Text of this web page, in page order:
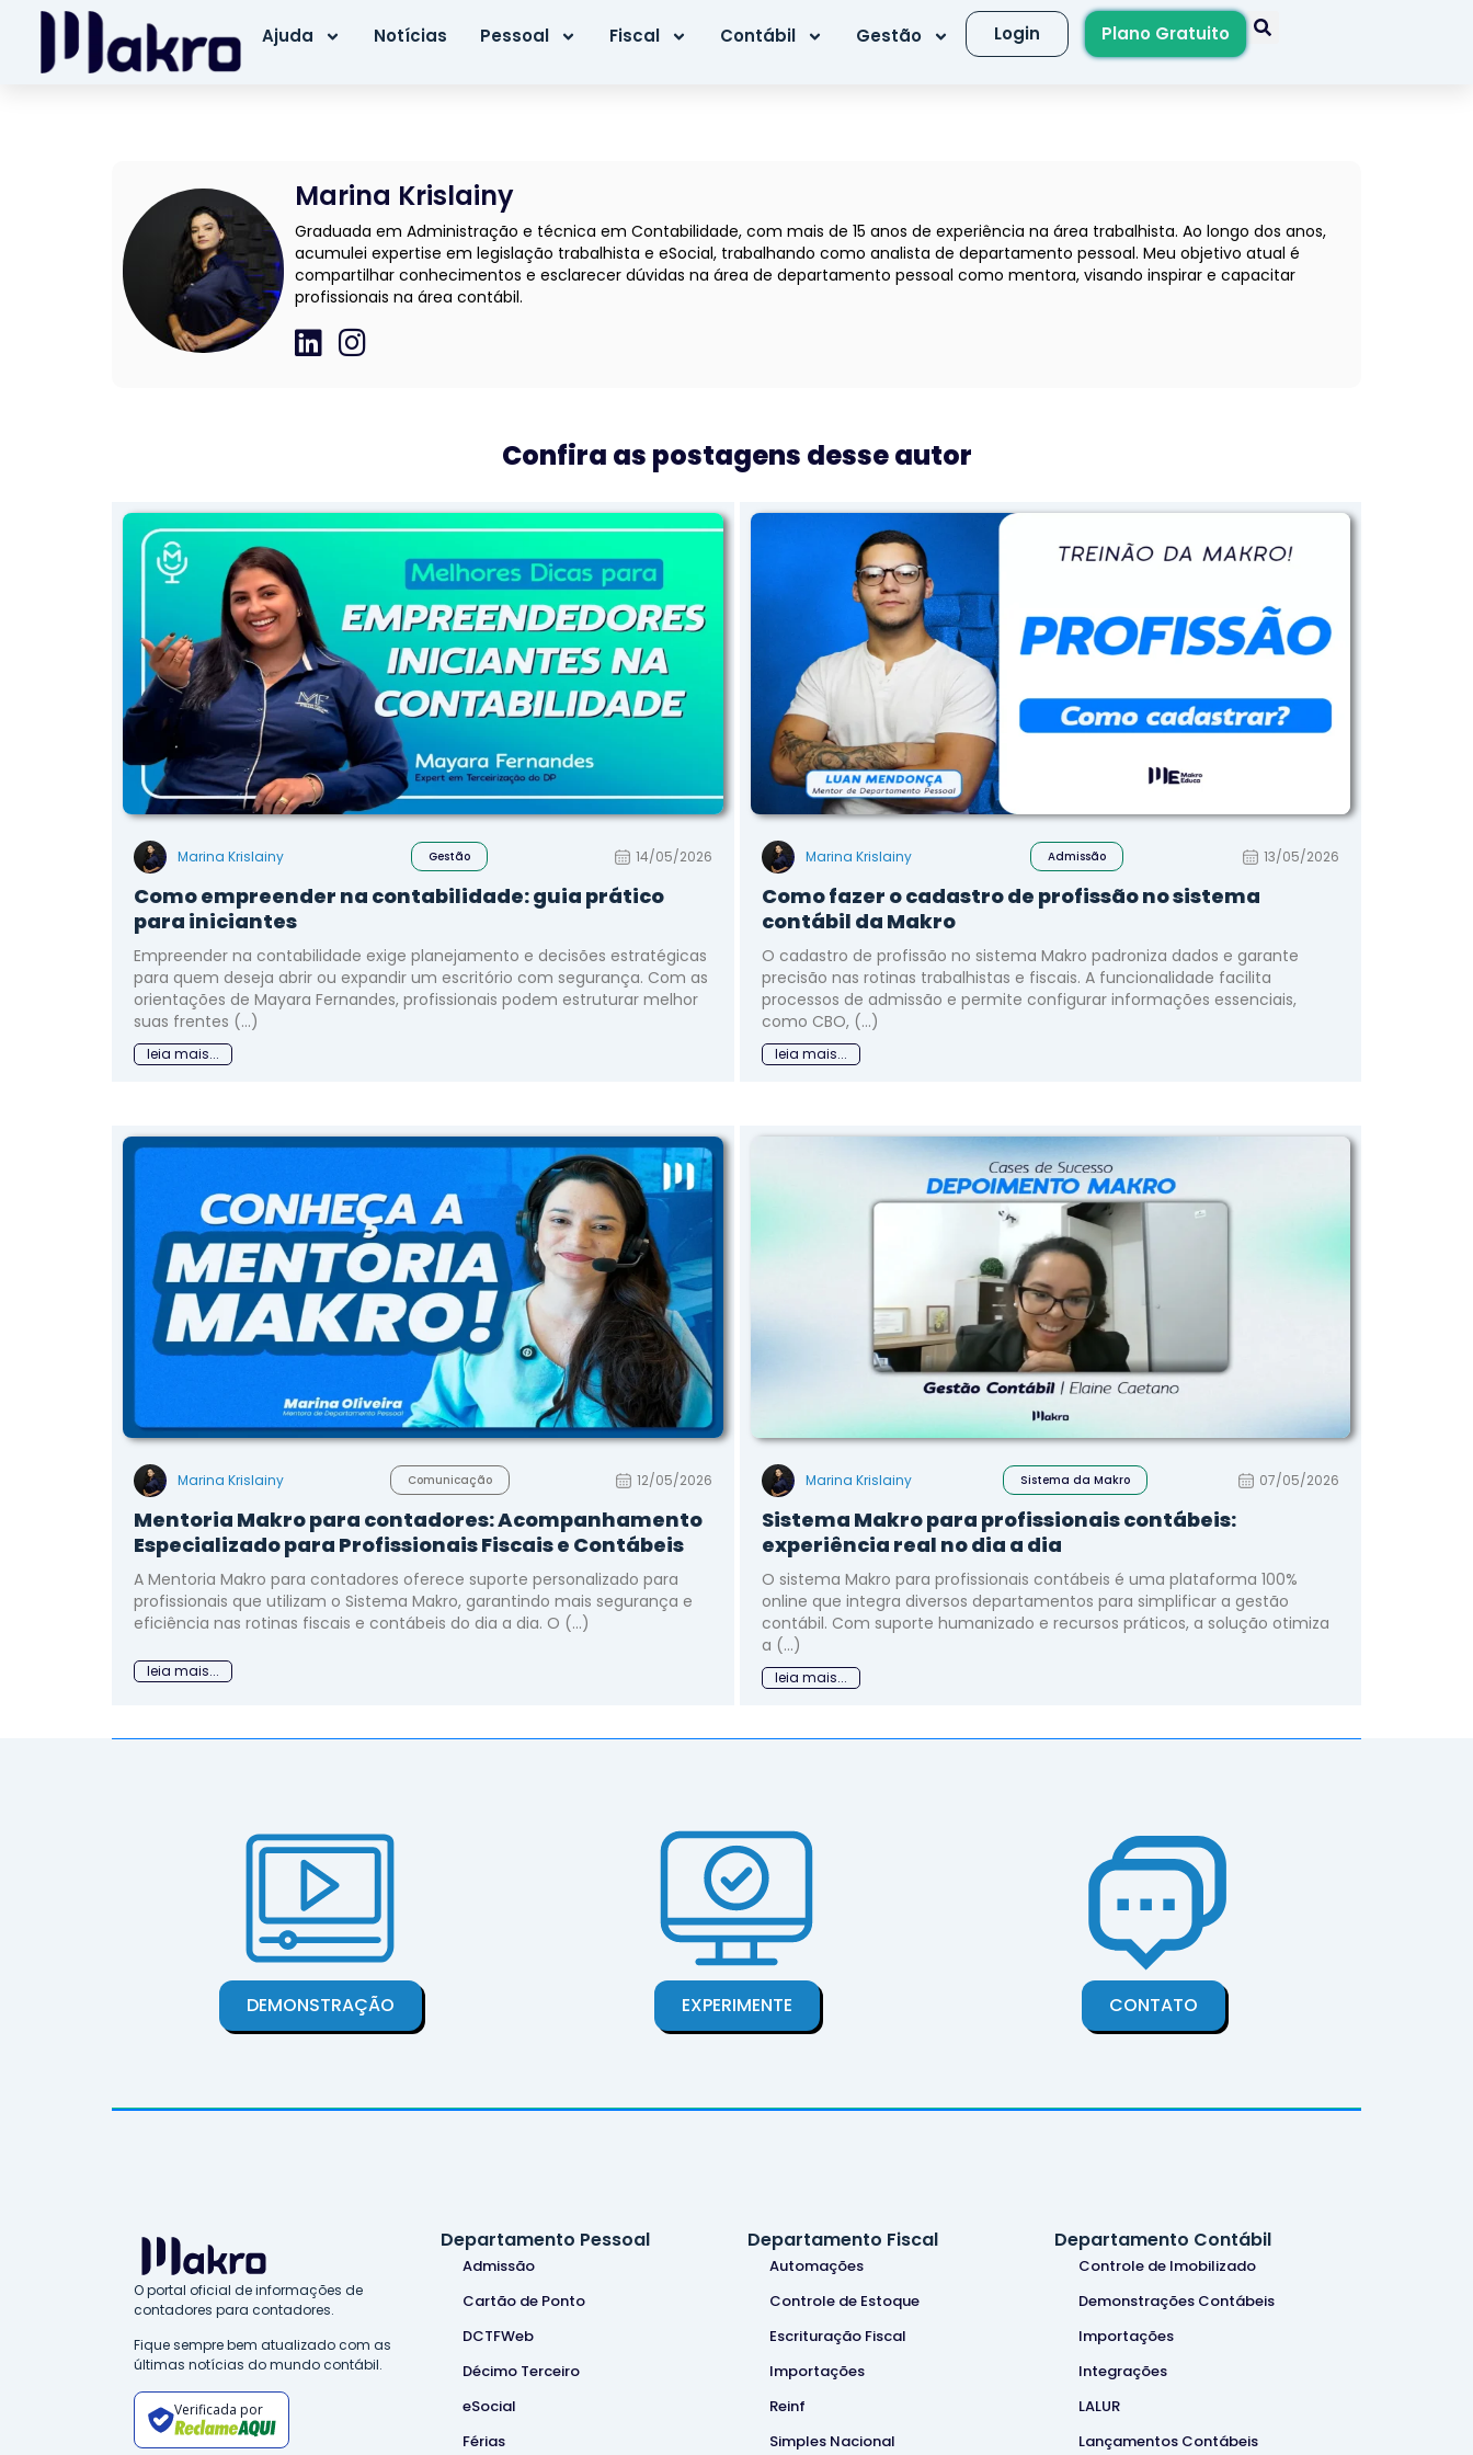
Ajuda Notícias Pessoal Fiscal Contábil Gestão Login Plano Gratuito
Marina Krislainy
Graduada em Administração e técnica em Contabilidade, com mais de 15 anos de experiência na área trabalhista. Ao longo dos anos,
acumulei expertise em legislação trabalhista e eSocial, trabalhando como analista de departamento pessoal. Meu objetivo atual é
compartilhar conhecimentos e esclarecer dúvidas na área de departamento pessoal como mentora, visando inspirar e capacitar
profissionais na área contábil.
Confira as postagens desse autor
Marina Krislainy Gestão 14/05/2026
Como empreender na contabilidade: guia prático
para iniciantes
Empreender na contabilidade exige planejamento e decisões estratégicas
para quem deseja abrir ou expandir um escritório com segurança. Com as
orientações de Mayara Fernandes, profissionais podem estruturar melhor
suas frentes (...)
leia mais...
Marina Krislainy Admissão 13/05/2026
Como fazer o cadastro de profissão no sistema
contábil da Makro
O cadastro de profissão no sistema Makro padroniza dados e garante
precisão nas rotinas trabalhistas e fiscais. A funcionalidade facilita
processos de admissão e permite configurar informações essenciais,
como CBO, (...)
leia mais...
Marina Krislainy Comunicação 12/05/2026
Mentoria Makro para contadores: Acompanhamento
Especializado para Profissionais Fiscais e Contábeis
A Mentoria Makro para contadores oferece suporte personalizado para
profissionais que utilizam o Sistema Makro, garantindo mais segurança e
eficiência nas rotinas fiscais e contábeis do dia a dia. O (...)
leia mais...
Marina Krislainy Sistema da Makro 07/05/2026
Sistema Makro para profissionais contábeis:
experiência real no dia a dia
O sistema Makro para profissionais contábeis é uma plataforma 100%
online que integra diversos departamentos para simplificar a gestão
contábil. Com suporte humanizado e recursos práticos, a solução otimiza
a (...)
leia mais...
DEMONSTRAÇÃO EXPERIMENTE CONTATO
O portal oficial de informações de
contadores para contadores.
Fique sempre bem atualizado com as
últimas notícias do mundo contábil.
Verificada por
Departamento Pessoal
Admissão
Cartão de Ponto
DCTFWeb
Décimo Terceiro
eSocial
Férias
Departamento Fiscal
Automações
Controle de Estoque
Escrituração Fiscal
Importações
Reinf
Simples Nacional
Departamento Contábil
Controle de Imobilizado
Demonstrações Contábeis
Importações
Integrações
LALUR
Lançamentos Contábeis